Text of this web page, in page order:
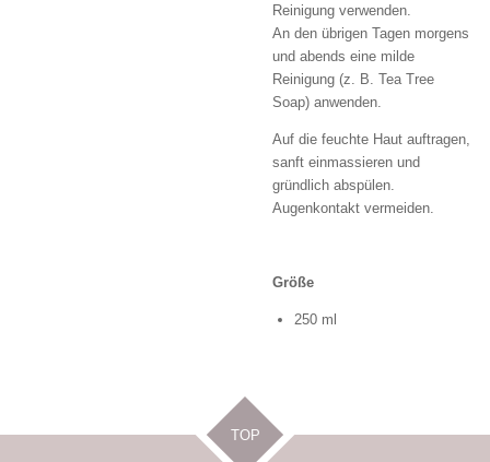
Reinigung verwenden.
An den übrigen Tagen morgens
und abends eine milde
Reinigung (z. B. Tea Tree
Soap) anwenden.
Auf die feuchte Haut auftragen,
sanft einmassieren und
gründlich abspülen.
Augenkontakt vermeiden.
Größe
250 ml
TOP